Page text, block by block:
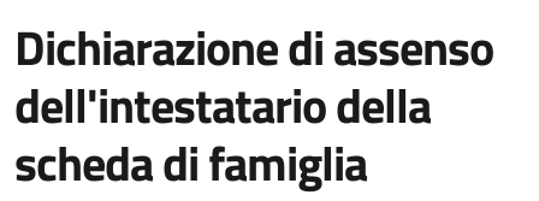
Dichiarazione di assenso
dell'intestatario della
scheda di famiglia